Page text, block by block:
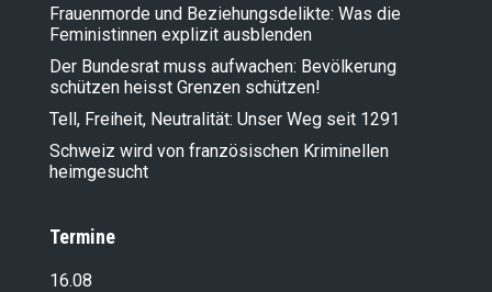
Frauenmorde und Beziehungsdelikte: Was die
Feministinnen explizit ausblenden
Der Bundesrat muss aufwachen: Bevölkerung
schützen heisst Grenzen schützen!
Tell, Freiheit, Neutralität: Unser Weg seit 1291
Schweiz wird von französischen Kriminellen
heimgesucht
Termine
16.08